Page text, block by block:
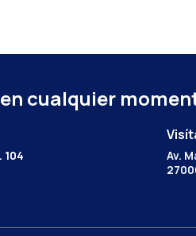
cualquier
104
Av.